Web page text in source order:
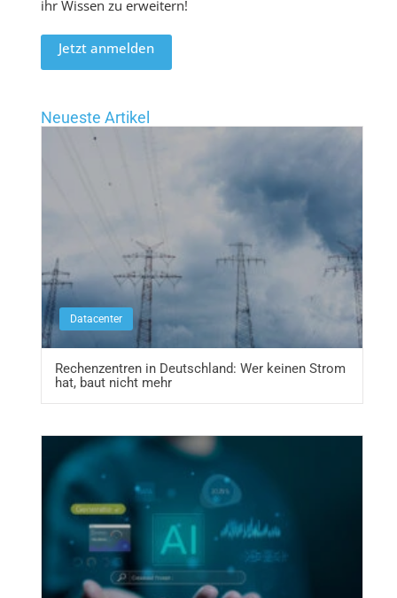
ihr Wissen zu erweitern!
Jetzt anmelden
Neueste Artikel
Datacenter
Rechenzentren in Deutschland: Wer keinen Strom
hat, baut nicht mehr